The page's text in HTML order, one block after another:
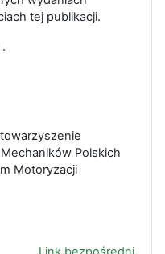
tej publikacji.
Polskich
Motoryzacji